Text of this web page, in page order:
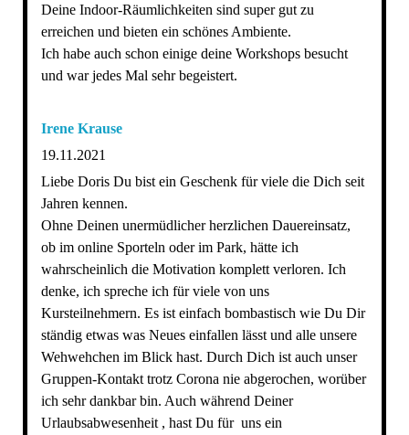
Deine Indoor-Räumlichkeiten sind super gut zu
erreichen und bieten ein schönes Ambiente.
Ich habe auch schon einige deine Workshops besucht
und war jedes Mal sehr begeistert.
Irene Krause
19.11.2021
Liebe Doris Du bist ein Geschenk für viele die Dich seit
Jahren kennen.
Ohne Deinen unermüdlicher herzlichen Dauereinsatz,
ob im online Sporteln oder im Park, hätte ich
wahrscheinlich die Motivation komplett verloren. Ich
denke, ich spreche ich für viele von uns
Kursteilnehmern. Es ist einfach bombastisch wie Du Dir
ständig etwas was Neues einfallen lässt und alle unsere
Wehwehchen im Blick hast. Durch Dich ist auch unser
Gruppen-Kontakt trotz Corona nie abgerochen, worüber
ich sehr dankbar bin. Auch während Deiner
Urlaubsabwesenheit , hast Du für uns ein